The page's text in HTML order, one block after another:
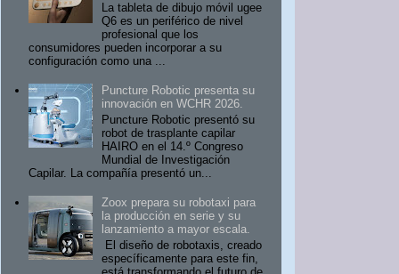
La tableta de dibujo móvil ugee
Q6 es un periférico de nivel
profesional que los
consumidores pueden incorporar a su
configuración como una ...
Puncture Robotic presenta su
innovación en WCHR 2026.
Puncture Robotic presentó su
robot de trasplante capilar
HAIRO en el 14.º Congreso
Mundial de Investigación
Capilar. La compañía presentó un...
Zoox prepara su robotaxi para
la producción en serie y su
lanzamiento a mayor escala.
El diseño de robotaxis, creado
específicamente para este fin,